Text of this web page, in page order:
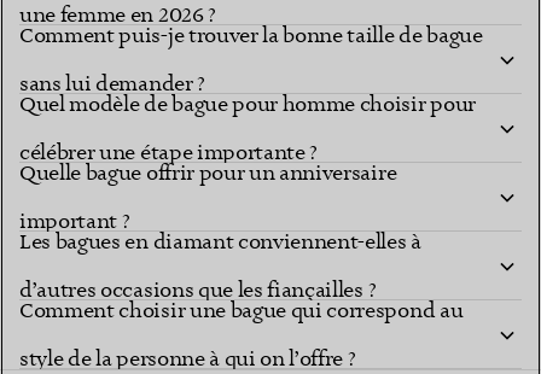
une femme en 2026 ?
Comment puis-je trouver la bonne taille de bague
sans lui demander ?
Quel modèle de bague pour homme choisir pour
célébrer une étape importante ?
Quelle bague offrir pour un anniversaire
important ?
Les bagues en diamant conviennent-elles à
d’autres occasions que les fiançailles ?
Comment choisir une bague qui correspond au
style de la personne à qui on l’offre ?